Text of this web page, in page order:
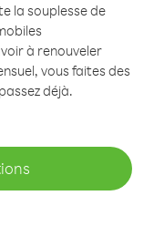
la souplesse de
à renouveler
vous faites des
déjà.